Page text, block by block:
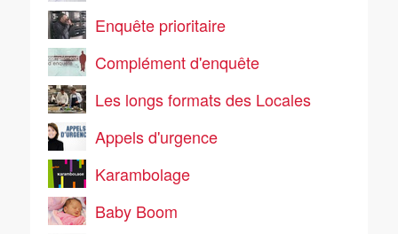
Enquête prioritaire
Complément d'enquête
Les longs formats des Locales
Appels d'urgence
Karambolage
Baby Boom